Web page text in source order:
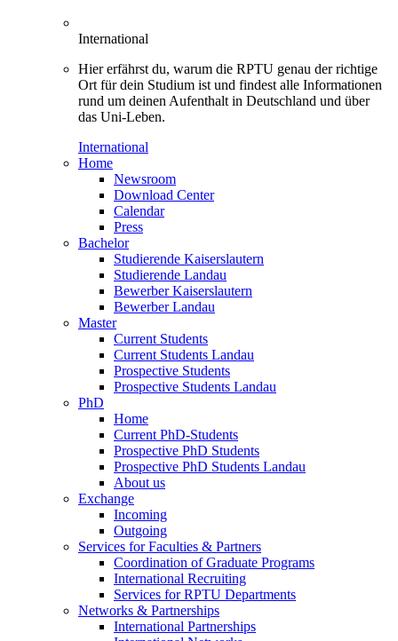
International
Hier erfährst du, warum die RPTU genau der richtige
Ort für dein Studium ist und findest alle Informationen
rund um deinen Aufenthalt in Deutschland und über
das Uni-Leben.
International
Home
Newsroom
Download Center
Calendar
Press
Bachelor
Studierende Kaiserslautern
Studierende Landau
Bewerber Kaiserslautern
Bewerber Landau
Master
Current Students
Current Students Landau
Prospective Students
Prospective Students Landau
PhD
Home
Current PhD-Students
Prospective PhD Students
Prospective PhD Students Landau
About us
Exchange
Incoming
Outgoing
Services for Faculties & Partners
Coordination of Graduate Programs
International Recruiting
Services for RPTU Departments
Networks & Partnerships
International Partnerships